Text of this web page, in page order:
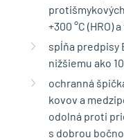
+300 °C (HRO)
spĺňa predpisy
nižšiemu ako
ochranná
kovov a
odolná proti
s dobrou